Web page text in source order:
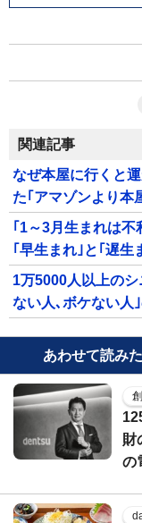
関連記事
なぜ本屋に行くと
た｢アマゾンより本
｢1～3月生まれは
｢早生まれ｣と｢遅生
1万5000人以上の
ない人､ボケない人
あわせて読み
財
の